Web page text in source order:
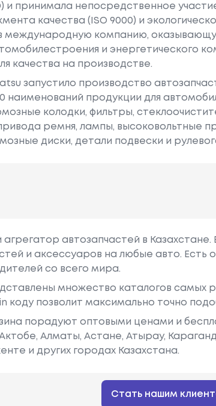
и принимала непосредственное
качества (ISO 9000) и
международную компанию,
и энергетического
качества на производстве.
запустило производство
наименований продукции для
колодки, фильтры,
ремня, лампы, высоковольтные
диски, детали подвески и
агрегатор автозапчастей в
и аксессуаров на любые авто. Есть
со всего мира.
множество каталогов самых
коду позволит максимально точно
порадуют оптовыми ценами и
Алматы, Астане, Атырау,
и других городах Казахстана.
Стать нашим